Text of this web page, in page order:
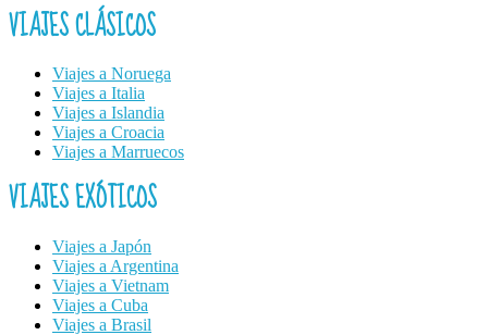
VIAJES CLÁSICOS
Viajes a Noruega
Viajes a Italia
Viajes a Islandia
Viajes a Croacia
Viajes a Marruecos
VIAJES EXÓTICOS
Viajes a Japón
Viajes a Argentina
Viajes a Vietnam
Viajes a Cuba
Viajes a Brasil